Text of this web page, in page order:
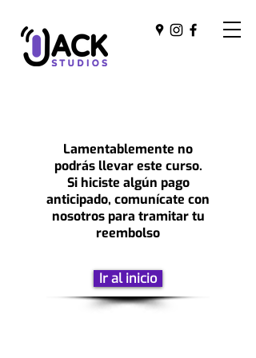
Lamentablemente no
podrás llevar este curso.
Si hiciste algún pago
anticipado, comunícate con
nosotros para tramitar tu
reembolso
Ir al inicio